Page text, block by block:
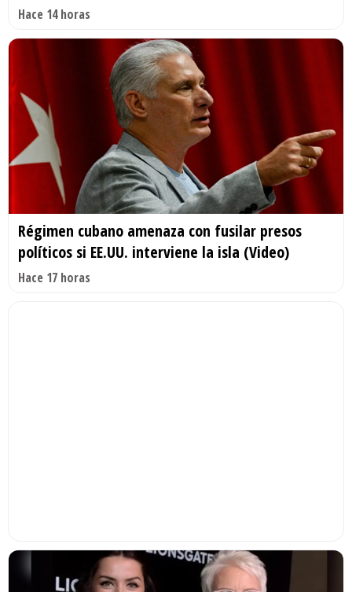
Hace 14 horas
Régimen cubano amenaza con fusilar presos
políticos si EE.UU. interviene la isla (Video)
Hace 17 horas